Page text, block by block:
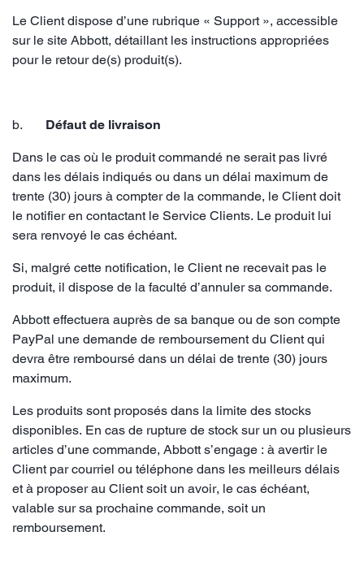
Le Client dispose d’une rubrique « Support », accessible
sur le site Abbott, détaillant les instructions appropriées
pour le retour de(s) produit(s).
b. Défaut de livraison
Dans le cas où le produit commandé ne serait pas livré
dans les délais indiqués ou dans un délai maximum de
trente (30) jours à compter de la commande, le Client doit
le notifier en contactant le Service Clients. Le produit lui
sera renvoyé le cas échéant.
Si, malgré cette notification, le Client ne recevait pas le
produit, il dispose de la faculté d’annuler sa commande.
Abbott effectuera auprès de sa banque ou de son compte
PayPal une demande de remboursement du Client qui
devra être remboursé dans un délai de trente (30) jours
maximum.
Les produits sont proposés dans la limite des stocks
disponibles. En cas de rupture de stock sur un ou plusieurs
articles d’une commande, Abbott s’engage : à avertir le
Client par courriel ou téléphone dans les meilleurs délais
et à proposer au Client soit un avoir, le cas échéant,
valable sur sa prochaine commande, soit un
remboursement.